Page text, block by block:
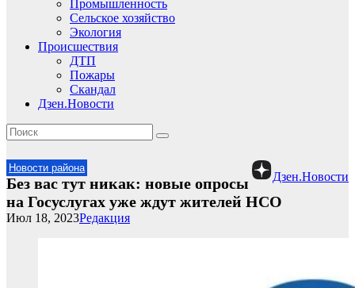
Промышленность
Сельское хозяйство
Экология
Происшествия
ДТП
Пожары
Скандал
Дзен.Новости
Новости района
Дзен.Новости
Без вас тут никак: новые опросы
на Госуслугах уже ждут жителей НСО
Редакция
Июл 18, 2023